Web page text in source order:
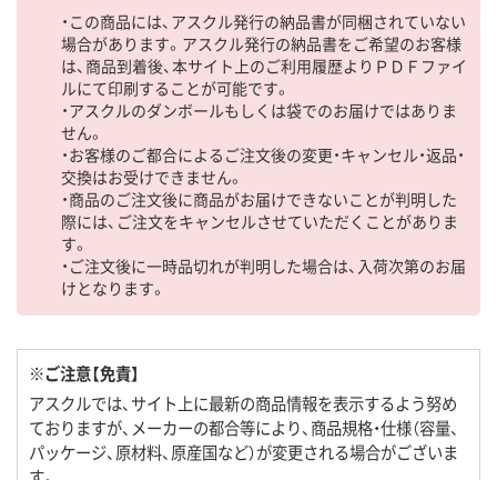
・この商品には、アスクル発行の納品書が同梱されていない
場合があります。アスクル発行の納品書をご希望のお客様
は、商品到着後、本サイト上のご利用履歴よりＰＤＦファイ
ルにて印刷することが可能です。
・アスクルのダンボールもしくは袋でのお届けではありま
せん。
・お客様のご都合によるご注文後の変更・キャンセル・返品・
交換はお受けできません。
・商品のご注文後に商品がお届けできないことが判明した
際には、ご注文をキャンセルさせていただくことがありま
す。
・ご注文後に一時品切れが判明した場合は、入荷次第のお届
けとなります。
※ご注意【免責】
アスクルでは、サイト上に最新の商品情報を表示するよう努め
ておりますが、メーカーの都合等により、商品規格・仕様（容量、
パッケージ、原材料、原産国など）が変更される場合がございま